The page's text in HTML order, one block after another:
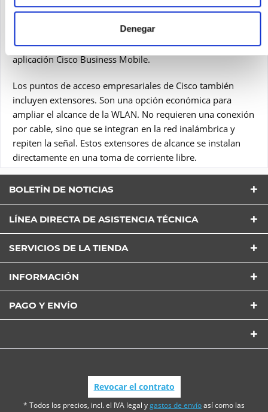
Denegar
central también ofrece PoE y se hace cargo de la
alimentación a través del puerto Gigabit Ethernet. La
configuración y la gestión son fáciles a través de la
aplicación Cisco Business Mobile.
Los puntos de acceso empresariales de Cisco también
incluyen extensores. Son una opción económica para
ampliar el alcance de la WLAN. No requieren una conexión
por cable, sino que se integran en la red inalámbrica y
repiten la señal. Estos extensores de alcance se instalan
directamente en una toma de corriente libre.
BOLETÍN DE NOTICIAS
LÍNEA DIRECTA DE ASISTENCIA TÉCNICA
SERVICIOS DE LA TIENDA
INFORMACIÓN
PAGO Y ENVÍO
Revocar el contrato
* Todos los precios, incl. el IVA legal ygastos de envíoasí como las